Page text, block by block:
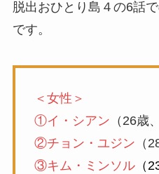
脱出おひとり島４の6話
です。
＜女性＞
①イ・シアン （26歳
②チョン・ユジン （
③キム・ミンソル（